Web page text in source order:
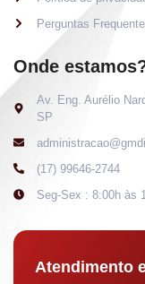
Perguntas
Onde
Av. Eng. Aurélio
SP
(17) 99646-2744
Seg-Sex : 8:00h às
Atendimento